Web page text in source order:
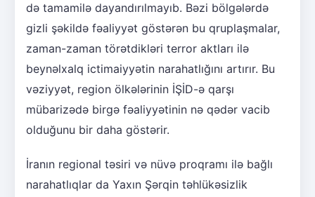
də tamamilə dayandırılmayıb. Bəzi bölgələrdə
gizli şəkildə fəaliyyət göstərən bu qruplaşmalar,
zaman-zaman törətdikləri terror aktları ilə
beynəlxalq ictimaiyyətin narahatlığını artırır. Bu
vəziyyət, region ölkələrinin İŞİD-ə qarşı
mübarizədə birgə fəaliyyətinin nə qədər vacib
olduğunu bir daha göstərir.
İranın regional təsiri və nüvə proqramı ilə bağlı
narahatlıqlar da Yaxın Şərqin təhlükəsizlik